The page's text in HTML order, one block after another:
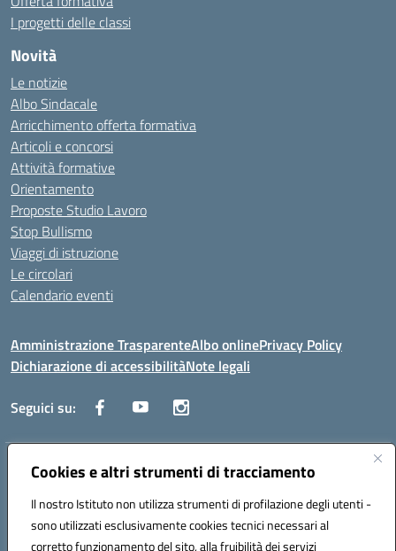
Cookies e altri strumenti di tracciamento
Il nostro Istituto non utilizza strumenti di profilazione degli utenti -
sono utilizzati esclusivamente cookies tecnici necessari al
corretto funzionamento del sito, alla fruibilità dei servizi
I progetti delle classi
Novità
Le notizie
Albo Sindacale
Arricchimento offerta formativa
Articoli e concorsi
Attività formative
Orientamento
Proposte Studio Lavoro
Stop Bullismo
Viaggi di istruzione
Le circolari
Calendario eventi
Amministrazione TrasparenteAlbo onlinePrivacy Policy
Dichiarazione di accessibilitàNote legali
Seguici su:
Indirizzo:Corso Fornari, 1 - 70056 Molfetta
Posta elettronica certificata (PEC):BARH04000D@pec.istruzione.it
Codice fiscale: 93249230728